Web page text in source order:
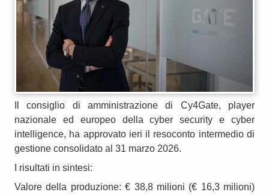
Il consiglio di amministrazione di Cy4Gate, player
nazionale ed europeo della cyber security e cyber
intelligence, ha approvato ieri il resoconto intermedio di
gestione consolidato al 31 marzo 2026.
I risultati in sintesi:
Valore della produzione: € 38,8 milioni (€ 16,3 milioni)